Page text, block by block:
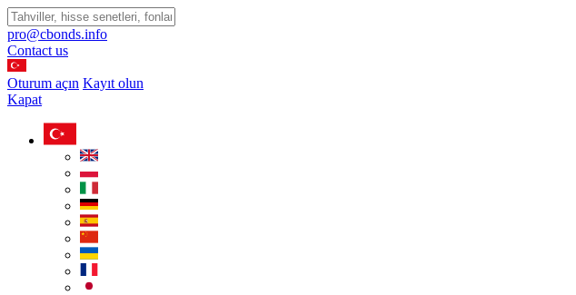
pro@cbonds.info
Contact us
Oturum açın Kayıt olun
Kapat